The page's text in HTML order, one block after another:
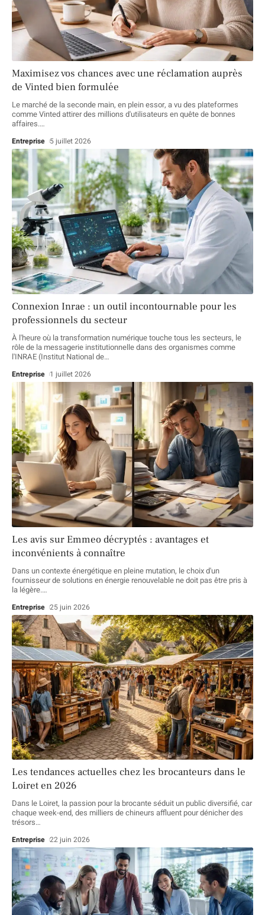
Maximisez vos chances avec une réclamation auprès
de Vinted bien formulée
Le marché de la seconde main, en plein essor, a vu des plateformes
comme Vinted attirer des millions d'utilisateurs en quête de bonnes
affaires.…
Entreprise 5 juillet 2026
Connexion Inrae : un outil incontournable pour les
professionnels du secteur
À l'heure où la transformation numérique touche tous les secteurs, le
rôle de la messagerie institutionnelle dans des organismes comme
l'INRAE (Institut National de…
Entreprise 1 juillet 2026
Les avis sur Emmeo décryptés : avantages et
inconvénients à connaître
Dans un contexte énergétique en pleine mutation, le choix d'un
fournisseur de solutions en énergie renouvelable ne doit pas être pris à
la légère.…
Entreprise 25 juin 2026
Les tendances actuelles chez les brocanteurs dans le
Loiret en 2026
Dans le Loiret, la passion pour la brocante séduit un public diversifié, car
chaque week-end, des milliers de chineurs affluent pour dénicher des
trésors…
Entreprise 22 juin 2026